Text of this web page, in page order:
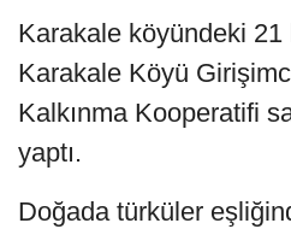
Karakale köyündeki 21
Karakale Köyü
Kalkınma Kooperatifi
yaptı.
Doğada türküler